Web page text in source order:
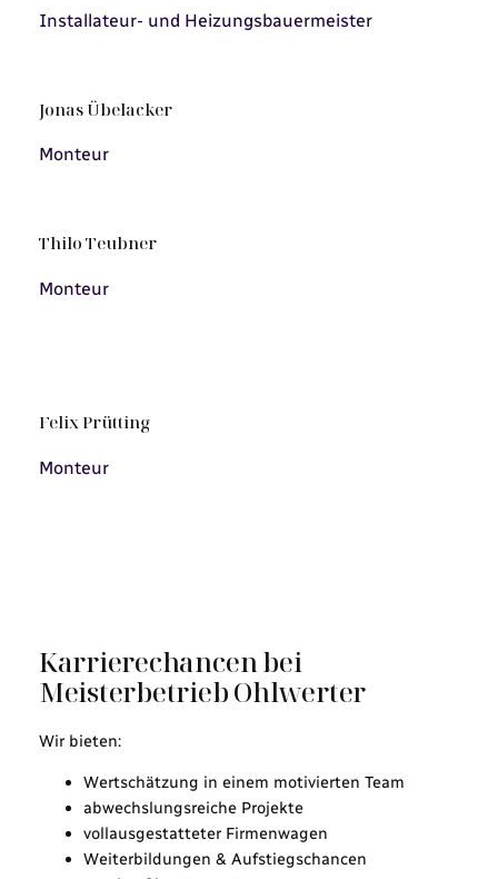
Installateur- und Heizungsbauermeister
Jonas Übelacker
Monteur
Thilo Teubner
Monteur
Felix Prütting
Monteur
Karrierechancen bei
Meisterbetrieb Ohlwerter
Wir bieten:
Wertschätzung in einem motivierten Team
abwechslungsreiche Projekte
vollausgestatteter Firmenwagen
Weiterbildungen & Aufstiegschancen